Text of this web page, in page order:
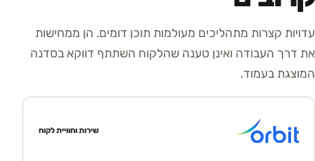
עדויות קצרות מתהליכים מעולמות תוכן דומים. הן ממחישות
את דרך העבודה ואינן טענה שהלקוח השתתף דווקא בסדנה
המוצגת בעמוד.
שירות וחוויית לקוח